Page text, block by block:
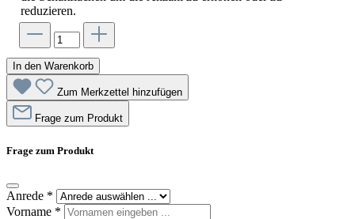
reduzieren.
In den Warenkorb
Zum Merkzettel hinzufügen
Frage zum Produkt
Frage zum Produkt
Anrede *
Vorname *